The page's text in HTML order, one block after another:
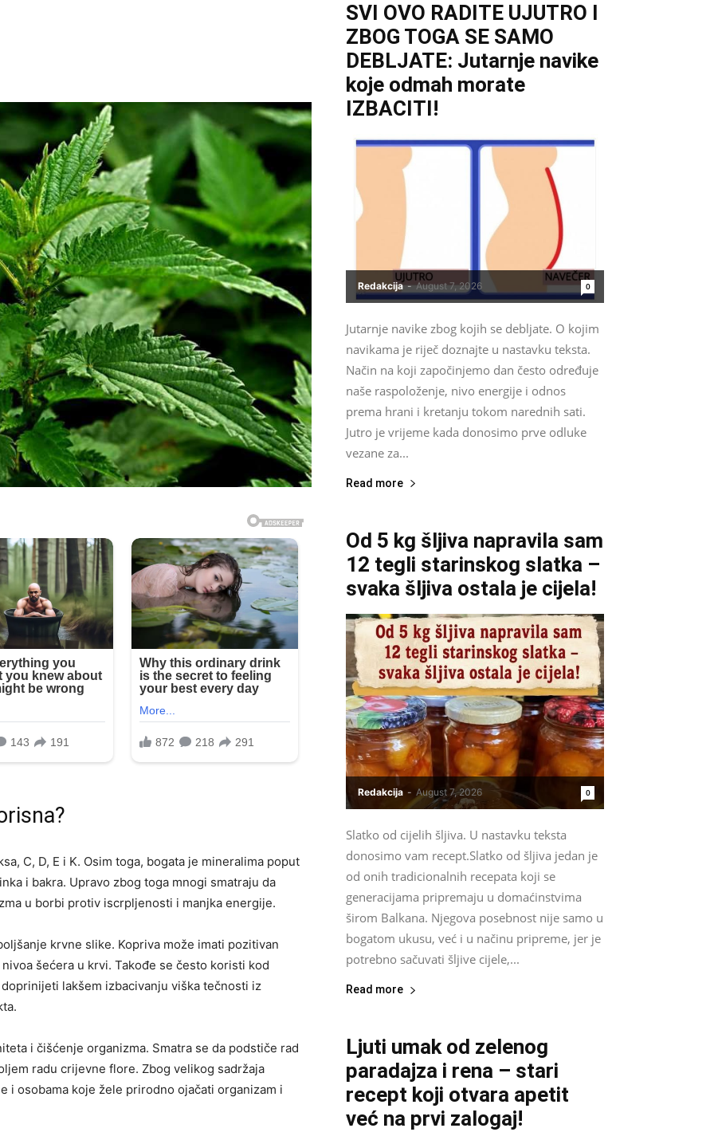
C, D, E i K. Osim toga, bogata je mineralima poput
i bakra. Upravo zbog toga mnogi smatraju da
u borbi protiv iscrpljenosti i manjka energije.
krvne slike. Kopriva može imati pozitivan
šećera u krvi. Takođe se često koristi kod
lakšem izbacivanju viška tečnosti iz
i čišćenje organizma. Smatra se da podstiče rad
radu crijevne flore. Zbog velikog sadržaja
i osobama koje žele prirodno ojačati organizam i
SVI OVO RADITE UJUTRO I
ZBOG TOGA SE SAMO
DEBLJATE: Jutarnje navike
koje odmah morate
IZBACITI!
Redakcija - August 7, 2026 0
Jutarnje navike zbog kojih se debljate. O kojim
navikama je riječ doznajte u nastavku teksta.
Način na koji započinjemo dan često određuje
naše raspoloženje, nivo energije i odnos
prema hrani i kretanju tokom narednih sati.
Jutro je vrijeme kada donosimo prve odluke
vezane za...
Read more
Od 5 kg šljiva napravila sam
12 tegli starinskog slatka –
svaka šljiva ostala je cijela!
Redakcija - August 7, 2026 0
Slatko od cijelih šljiva. U nastavku teksta
donosimo vam recept.Slatko od šljiva jedan je
od onih tradicionalnih recepata koji se
generacijama pripremaju u domaćinstvima
širom Balkana. Njegova posebnost nije samo u
bogatom ukusu, već i u načinu pripreme, jer je
potrebno sačuvati šljive cijele,...
Read more
Ljuti umak od zelenog
paradajza i rena – stari
recept koji otvara apetit
već na prvi zalogaj!